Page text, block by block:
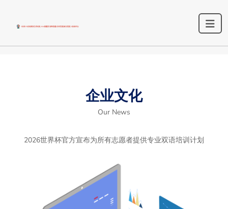
企业文化
Our News
2026世界杯官方宣布为所有志愿者提供专业双语培训计划